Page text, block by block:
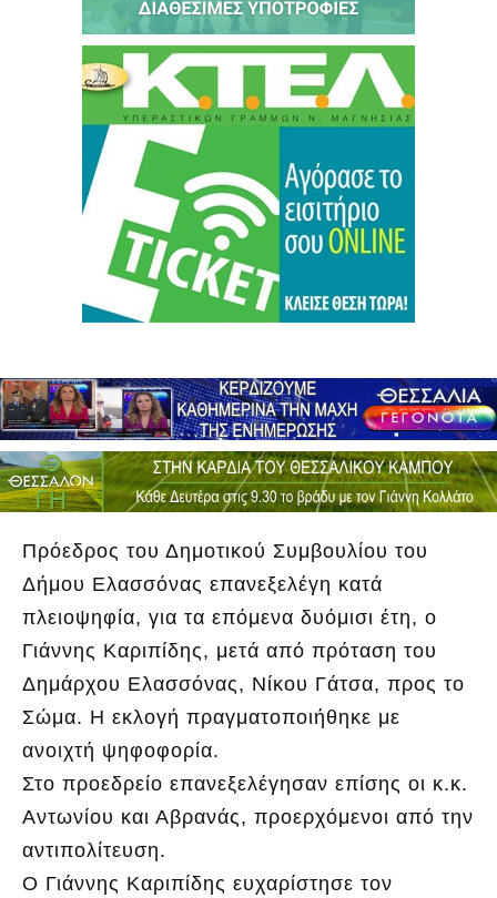
Πρόεδρος του Δημοτικού Συμβουλίου του
Δήμου Ελασσόνας επανεξελέγη κατά
πλειοψηφία, για τα επόμενα δυόμισι έτη, ο
Γιάννης Καριπίδης, μετά από πρόταση του
Δημάρχου Ελασσόνας, Νίκου Γάτσα, προς το
Σώμα. Η εκλογή πραγματοποιήθηκε με
ανοιχτή ψηφοφορία.
Στο προεδρείο επανεξελέγησαν επίσης οι κ.κ.
Αντωνίου και Αβρανάς, προερχόμενοι από την
αντιπολίτευση.
Ο Γιάννης Καριπίδης ευχαρίστησε τον